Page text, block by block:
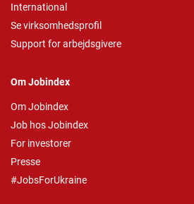
International
Se virksomhedsprofil
Support for arbejdsgivere
Om Jobindex
Om Jobindex
Job hos Jobindex
For investorer
Presse
#JobsForUkraine